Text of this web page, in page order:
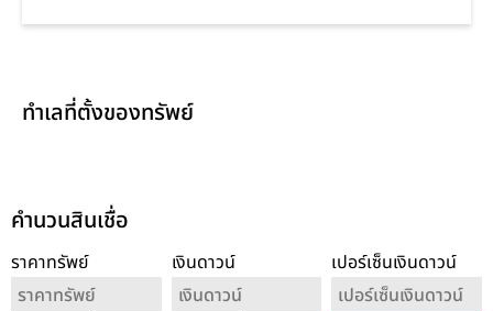
ทำเลที่ตั้งของทรัพย์
คำนวนสินเชื่อ
ราคาทรัพย์ เงินดาวน์ เปอร์เซ็นเงินดาวน์